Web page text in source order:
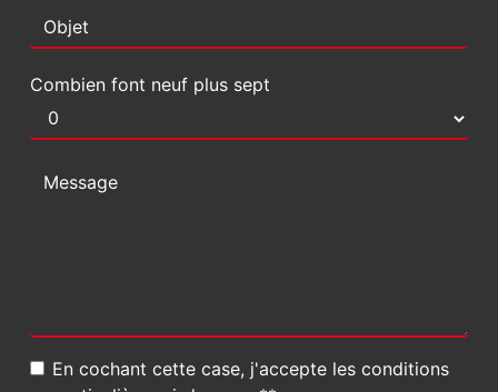
Combien font neuf plus sept
En cochant cette case, j'accepte les conditions